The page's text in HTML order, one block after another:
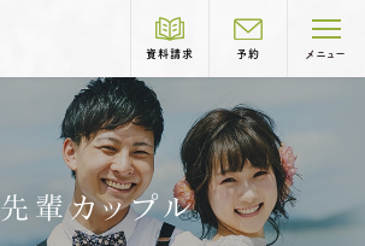
資料請求 予約 メニュー
制作コース紹介
COURSE
先輩カップル